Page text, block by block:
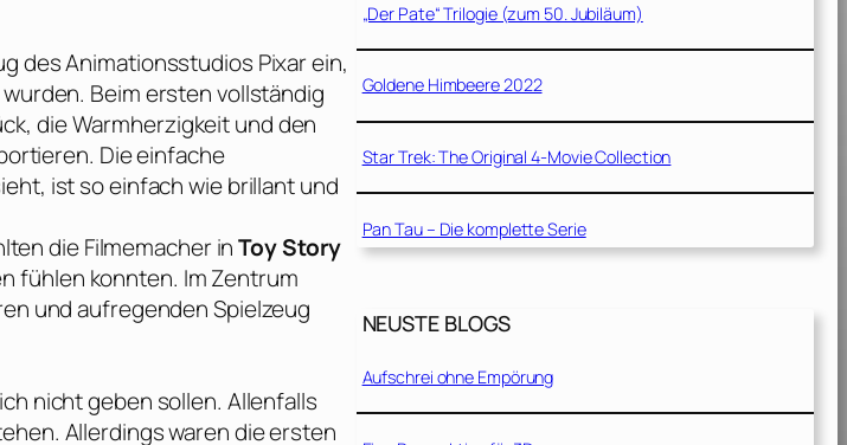
des Animationsstudios Pixarein,
Beim ersten vollständig
die Warmherzigkeit und den
Die einfache
ist so einfach wie brillant und
die Filmemacher inToy Story
fühlen konnten. Im Zentrum
und aufregenden Spielzeug
nicht geben sollen. Allenfalls
Allerdings waren die ersten
„Der Pate“ Trilogie (zum 50. Jubiläum)
Goldene Himbeere 2022
Star Trek: The Original 4-Movie Collection
Pan Tau – Die komplette Serie
NEUSTE BLOGS
Aufschrei ohne Empörung